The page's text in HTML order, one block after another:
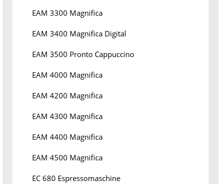
EAM 3300 Magnifica
EAM 3400 Magnifica Digital
EAM 3500 Pronto Cappuccino
EAM 4000 Magnifica
EAM 4200 Magnifica
EAM 4300 Magnifica
EAM 4400 Magnifica
EAM 4500 Magnifica
EC 680 Espressomaschine